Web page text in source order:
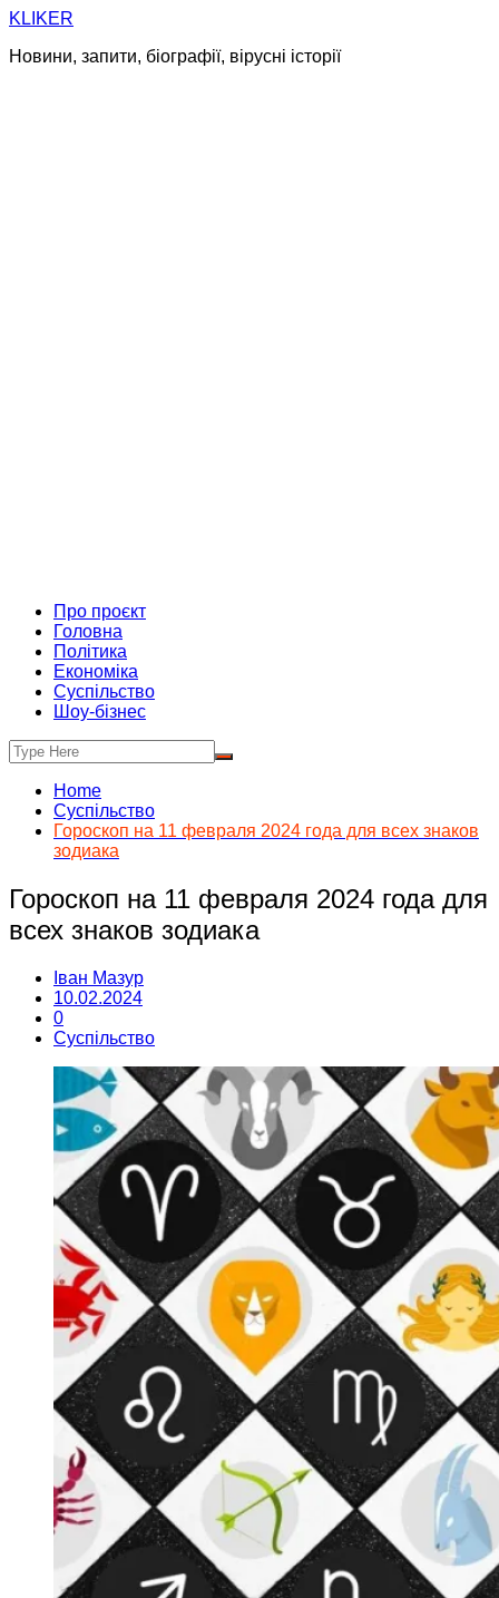
Skip
content
KLIKER
Новини, запити, біографії, вірусні історії
Про проєкт
Головна
Політика
Економіка
Суспільство
Шоу-бізнес
Home
Суспільство
Гороскоп на 11 февраля 2024 года для всех знаков
зодиака
Гороскоп на 11 февраля 2024 года для
всех знаков зодиака
Іван Мазур
10.02.2024
0
Суспільство